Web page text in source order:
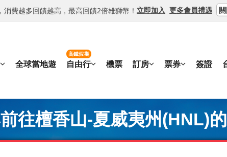
費越多回饋越高，最高回饋2倍雄獅幣！ 立即加入 更多會員禮遇
全球當地遊 自由行
高鐵假期
機票 訂房 票券 簽證
往檀香山-夏威夷州(HNL)